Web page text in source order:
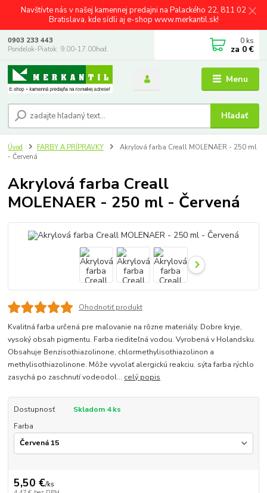
Navštívte nás v našej kamennej predajni na Palackého 22, 811 02
Bratislava, kde sídli aj e-shop www.merkantil.sk!
Menu
Hľadať
0903 233 443
Pondelok-Piatok: 9.00-17.00hod.
0 ks
za 0 €
Úvod FARBY A PRÍPRAVKY
Akrylová farba Creall MOLENAER - 250 ml
- Červená
Akrylová farba Creall
MOLENAER - 250 ml - Červená
Ohodnotiť produkt
Kvalitná farba určená pre maľovanie na rôzne materiály. Dobre kryje,
vysoký obsah pigmentu. Farba riediteľná vodou. Vyrobená v Holandsku.
Obsahuje Benzisothiazolinone, chlormethylisothiazolinon a
methylisothiazolinone. Môže vyvolať alergickú reakciu. sýta farba rýchlo
zasychá po zaschnutí vodeodol... celý popis
Dostupnosť
Skladom 4 ks
Farba
5,50 €/ks